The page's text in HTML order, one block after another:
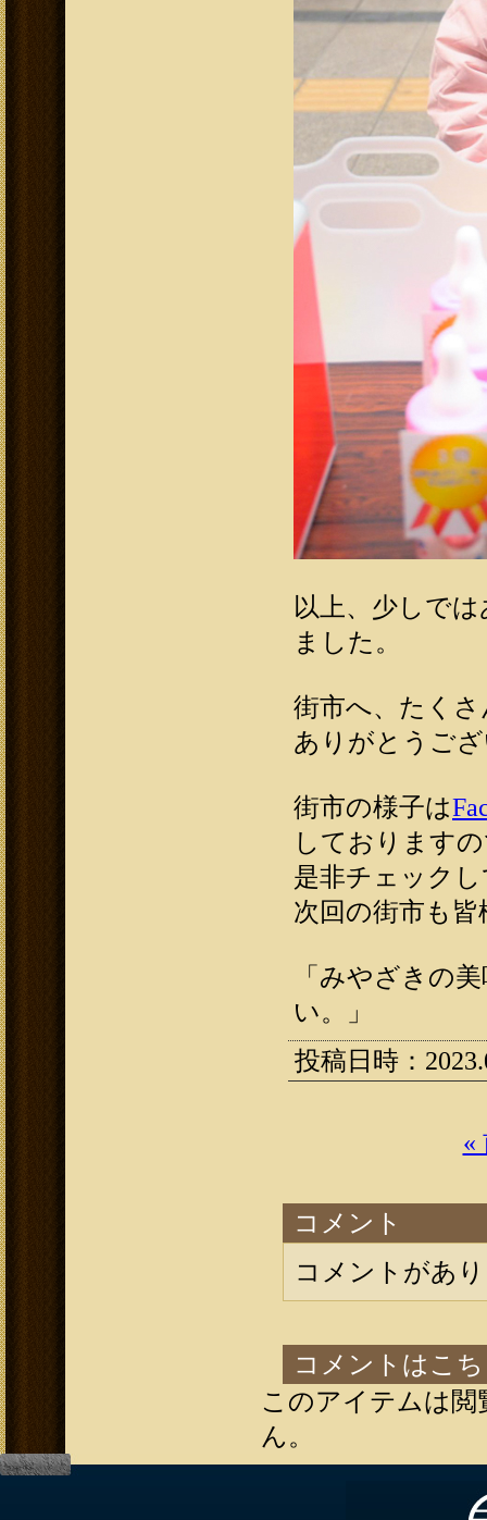
以上、少しで
ました。
街市へ、たく
ありがとうご
街市の様子は
しております
是非チェック
次回の街市も
「みやざきの
い。」
投稿日時：
«
コメント
コメントがあ
コメントはこ
このアイテムは
ん。